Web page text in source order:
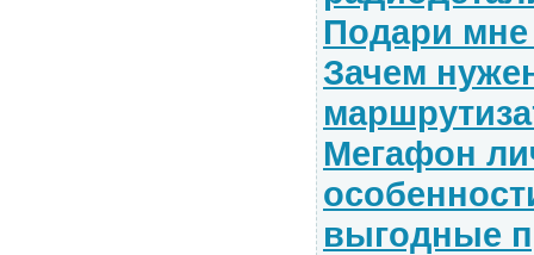
Подари
Зачем
Мегафон
выгодные